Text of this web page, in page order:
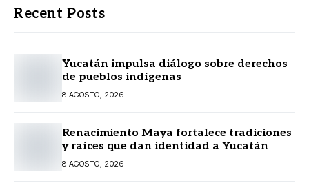
Recent Posts
Yucatán impulsa diálogo sobre derechos
de pueblos indígenas
8 AGOSTO, 2026
Renacimiento Maya fortalece tradiciones
y raíces que dan identidad a Yucatán
8 AGOSTO, 2026